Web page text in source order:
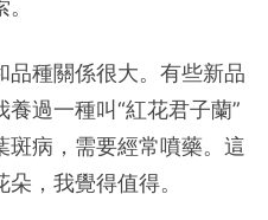
品種關係很大。有些新品
過一種叫“紅花君子蘭”
斑病，需要經常噴藥。這
，我覺得值得。